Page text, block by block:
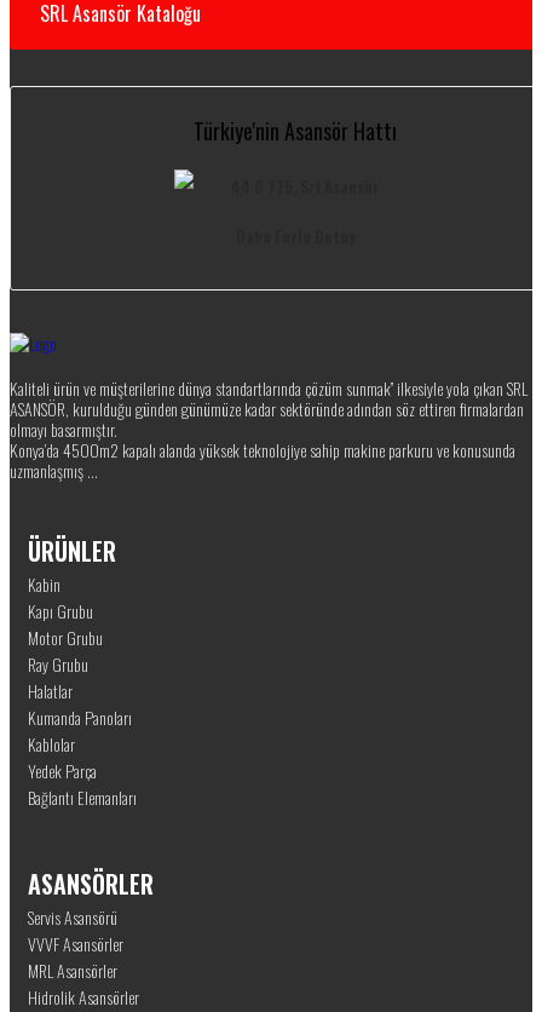
SRL Asansör Kataloğu
Türkiye'nin Asansör Hattı
Kaliteli ürün ve müşterilerine dünya standartlarında çözüm sunmak” ilkesiyle yola çıkan SRL
ASANSÖR, kurulduğu günden günümüze kadar sektöründe adından söz ettiren firmalardan
olmayı basarmıştır.
Konya’da 4500m2 kapalı alanda yüksek teknolojiye sahip makine parkuru ve konusunda
uzmanlaşmış ...
ÜRÜNLER
Kabin
Kapı Grubu
Motor Grubu
Ray Grubu
Halatlar
Kumanda Panoları
Kablolar
Yedek Parça
Bağlantı Elemanları
ASANSÖRLER
Servis Asansörü
VVVF Asansörler
MRL Asansörler
Hidrolik Asansörler